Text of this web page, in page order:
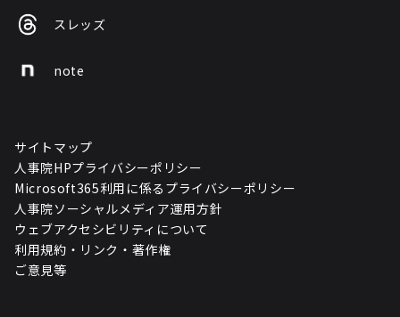
スレッズ
note
サイトマップ
人事院HPプライバシーポリシー
Microsoft365利用に係るプライバシーポリシー
人事院ソーシャルメディア運用方針
ウェブアクセシビリティについて
利用規約・リンク・著作権
ご意見等